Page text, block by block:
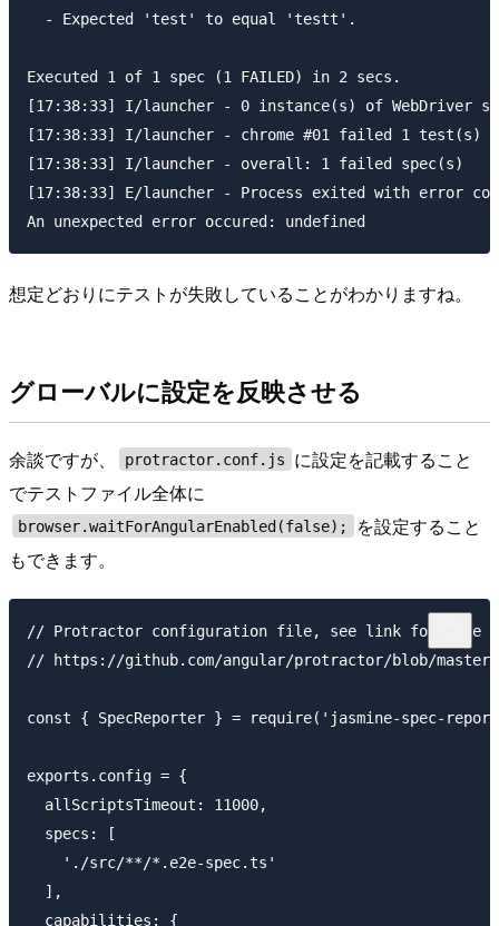
  - Expected 'test' to equal 'testt'.
Executed 1 of 1 spec (1 FAILED) in 2 secs.
[17:38:33] I/launcher - 0 instance(s) of WebDriver
[17:38:33] I/launcher - chrome #01 failed 1 test(s)
[17:38:33] I/launcher - overall: 1 failed spec(s)
[17:38:33] E/launcher - Process exited with error
想定どおりにテストが失敗していることがわかりますね。
グローバルに設定を反映させる
余談ですが、 protractor.conf.js
に設定を記載すること
でテストファイル全体に
browser.waitForAngularEnabled(false);
を設定すること
もできます。
// Protractor configuration file, see link for more
// https://github.com/angular/protractor/blob/
const { SpecReporter } = require('jasmine-spec-
exports.config = {
  allScriptsTimeout: 11000,
  specs: [
    './src/**/*.e2e-spec.ts'
  ],
  capabilities: {